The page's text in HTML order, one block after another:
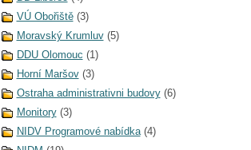
VÚ Obořiště (3)
Moravský Krumluv (5)
DDU Olomouc (1)
Horní Maršov (3)
Ostraha administrativni budovy (6)
Monitory (3)
NIDV Programové nabídka (4)